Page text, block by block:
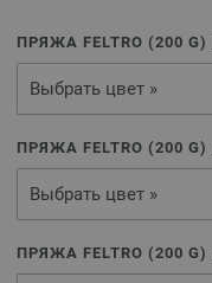
ПРЯЖА FELTRO (200 G)
Выбрать цвет »
ПРЯЖА FELTRO (200 G)
Выбрать цвет »
ПРЯЖА FELTRO (200 G)